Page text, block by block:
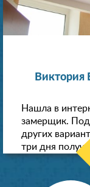
Виктория
Нашла в
замерщик.
других
три дня